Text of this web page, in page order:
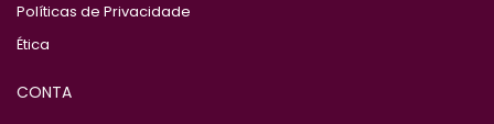
Políticas de Privacidade
Ética
CONTA